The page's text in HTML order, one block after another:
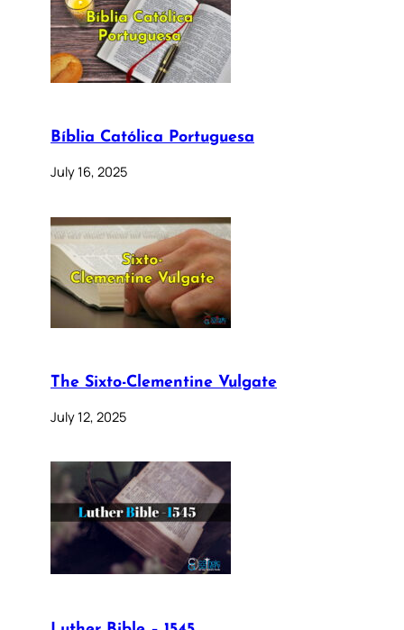
Bíblia Católica Portuguesa
July 16, 2025
The Sixto-Clementine Vulgate
July 12, 2025